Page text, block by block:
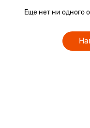
Еще нет ни одного